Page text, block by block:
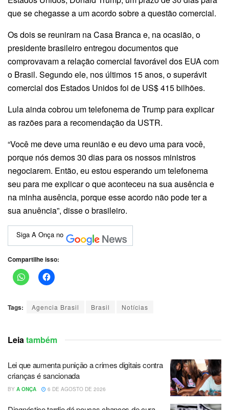
que se chegasse a um acordo sobre a questão comercial.
Os dois se reuniram na Casa Branca e, na ocasião, o
presidente brasileiro entregou documentos que
comprovavam a relação comercial favorável dos EUA com
o Brasil. Segundo ele, nos últimos 15 anos, o superávit
comercial dos Estados Unidos foi de US$ 415 bilhões.
Lula ainda cobrou um telefonema de Trump para explicar
as razões para a recomendação da USTR.
“Você me deve uma reunião e eu devo uma para você,
porque nós demos 30 dias para os nossos ministros
negociarem. Então, eu estou esperando um telefonema
seu para me explicar o que aconteceu na sua ausência e
na minha ausência, porque esse acordo não pode ter a
sua anuência”, disse o brasileiro.
Siga A Onça no
Compartilhe isso:
Tags: Agencia Brasil Brasil Notícias
Leiatambém
Lei que aumenta punição a crimes digitais contra
crianças é sancionada
BY A ONÇA 6 DE AGOSTO DE 2026